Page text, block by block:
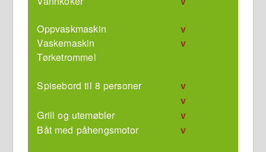
Oppvaskmaskin
v
Vaskemaskin
v
Tørketrommel
Spisebord til 8 personer
v
v
Grill og utemøbler
v
Båt med påhengsmotor
v